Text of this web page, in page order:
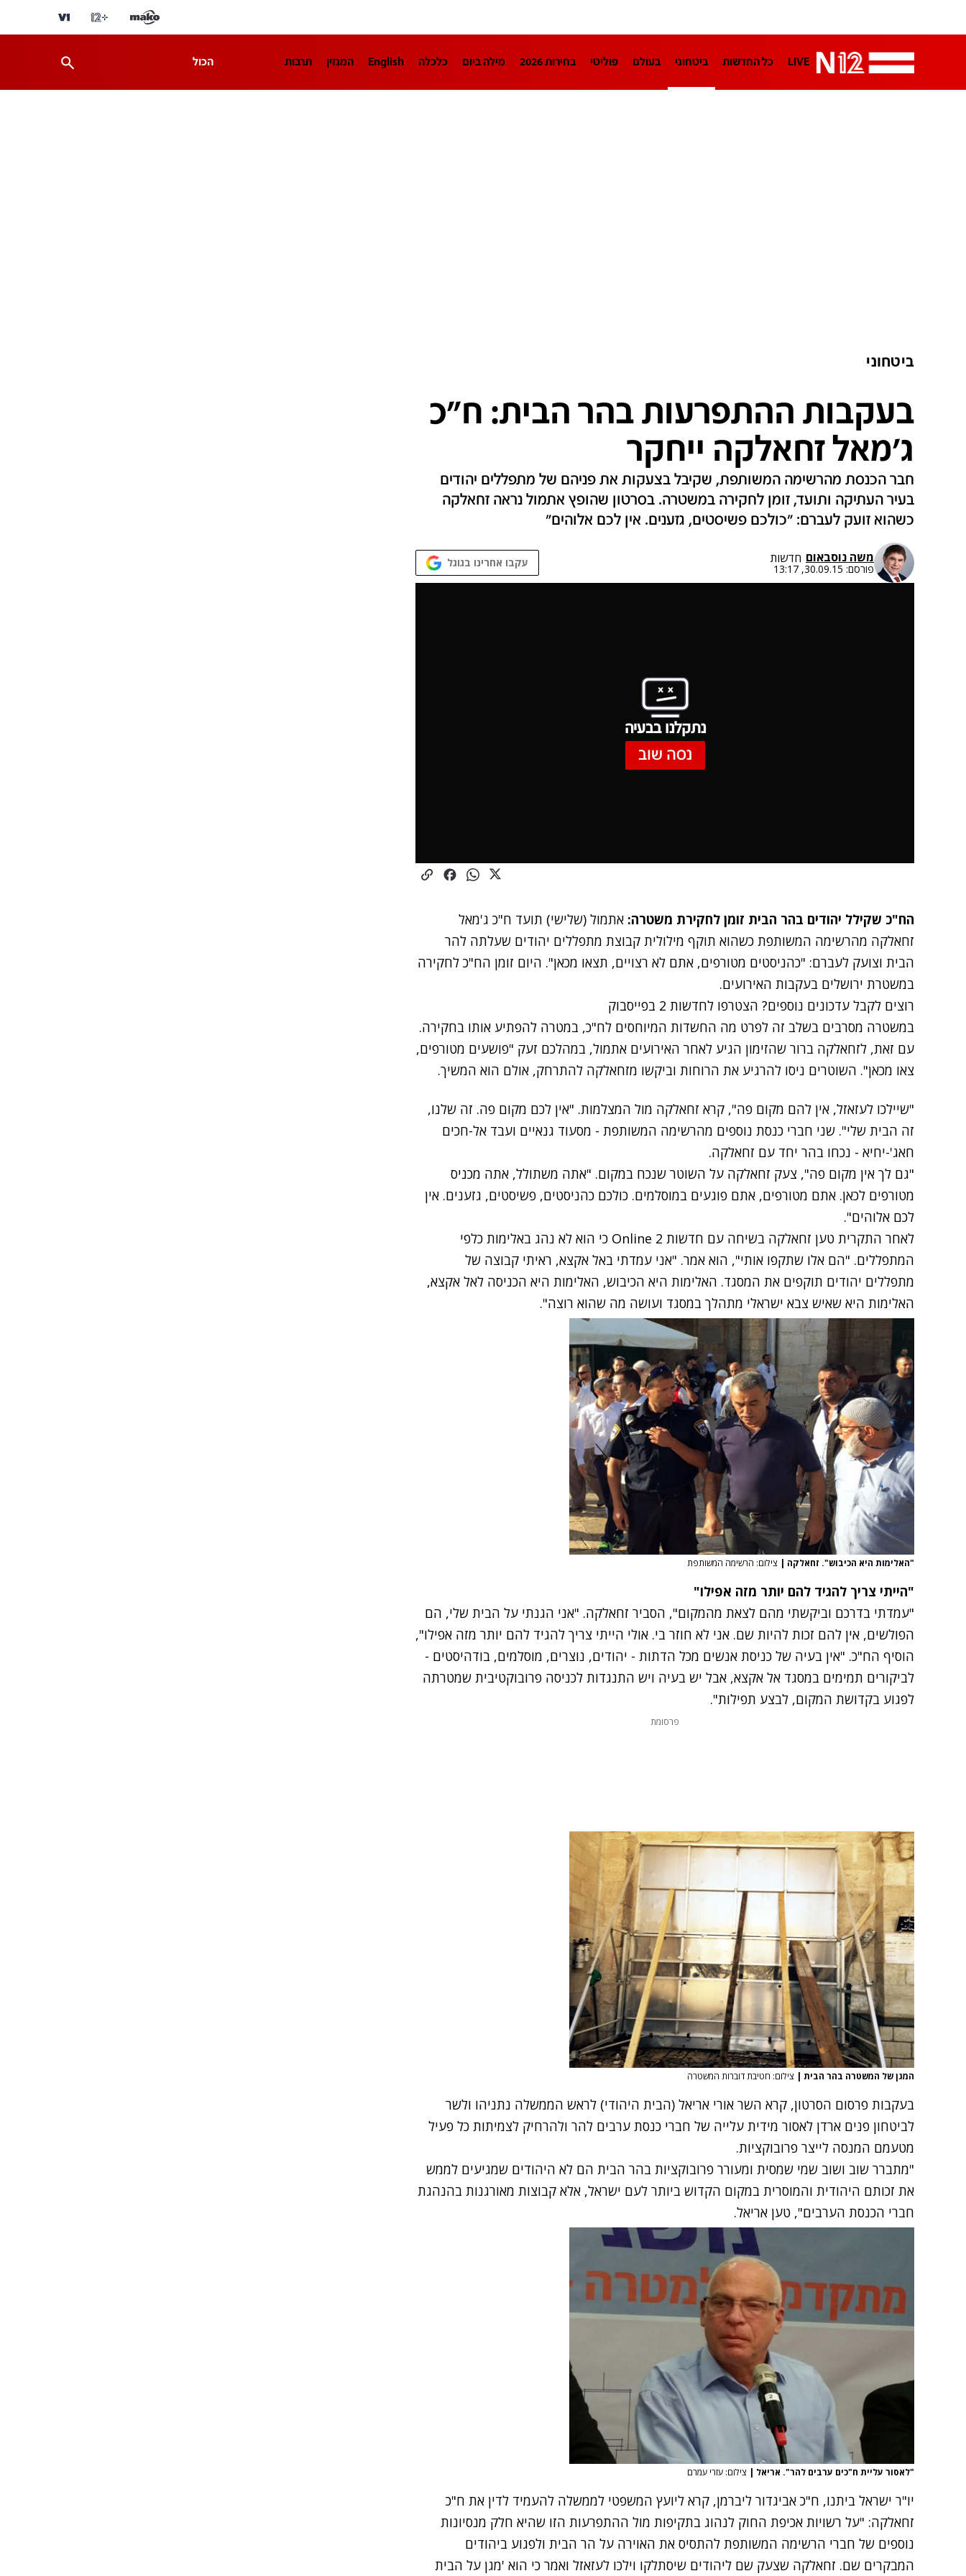
LIVE כל החדשות ביטחוני בעולם פוליטי בחירות 2026 מילה ביום כלכלה English המגזין תרבות הכול
ביטחוני
בעקבות ההתפרעות בהר הבית: ח"כ
ג'מאל זחאלקה ייחקר
חבר הכנסת מהרשימה המשותפת, שקיבל בצעקות את פניהם של מתפללים יהודים
בעיר העתיקה ותועד, זומן לחקירה במשטרה. בסרטון שהופץ אתמול נראה זחאלקה
כשהוא זועק לעברם: "כולכם פשיסטים, גזענים. אין לכם אלוהים"
משה נוסבאום חדשות
פורסם: 30.09.15, 13:17 עקבו אחרינו בגוגל
נתקלנו בבעיה
נסה שוב
הח"כ שקילל יהודים בהר הבית זומן לחקירת משטרה: אתמול (שלישי) תועד ח"כ ג'מאל
זחאלקה מהרשימה המשותפת כשהוא תוקף מילולית קבוצת מתפללים יהודים שעלתה להר
הבית וצועק לעברם: "כהניסטים מטורפים, אתם לא רצויים, תצאו מכאן". היום זומן הח"כ לחקירה
במשטרת ירושלים בעקבות האירועים.
רוצים לקבל עדכונים נוספים? הצטרפו לחדשות 2 בפייסבוק
במשטרה מסרבים בשלב זה לפרט מה החשדות המיוחסים לח"כ, במטרה להפתיע אותו בחקירה.
עם זאת, לזחאלקה ברור שהזימון הגיע לאחר האירועים אתמול, במהלכם זעק "פושעים מטורפים,
צאו מכאן". השוטרים ניסו להרגיע את הרוחות וביקשו מזחאלקה להתרחק, אולם הוא המשיך.
"שיילכו לעזאזל, אין להם מקום פה", קרא זחאלקה מול המצלמות. "אין לכם מקום פה. זה שלנו,
זה הבית שלי". שני חברי כנסת נוספים מהרשימה המשותפת - מסעוד גנאיים ועבד אל-חכים
חאג'-יחיא - נכחו בהר יחד עם זחאלקה.
"גם לך אין מקום פה", צעק זחאלקה על השוטר שנכח במקום. "אתה משתולל, אתה מכניס
מטורפים לכאן. אתם מטורפים, אתם פוגעים במוסלמים. כולכם כהניסטים, פשיסטים, גזענים. אין
לכם אלוהים".
לאחר התקרית טען זחאלקה בשיחה עם חדשות 2 Online כי הוא לא נהג באלימות כלפי
המתפללים. "הם אלו שתקפו אותי", הוא אמר. "אני עמדתי באל אקצא, ראיתי קבוצה של
מתפללים יהודים תוקפים את המסגד. האלימות היא הכיבוש, האלימות היא הכניסה לאל אקצא,
האלימות היא שאיש צבא ישראלי מתהלך במסגד ועושה מה שהוא רוצה".
"האלימות היא הכיבוש". זחאלקה | צילום: הרשימה המשותפת
"הייתי צריך להגיד להם יותר מזה אפילו"
"עמדתי בדרכם וביקשתי מהם לצאת מהמקום", הסביר זחאלקה. "אני הגנתי על הבית שלי, הם
הפולשים, אין להם זכות להיות שם. אני לא חוזר בי. אולי הייתי צריך להגיד להם יותר מזה אפילו",
הוסיף הח"כ. "אין בעיה של כניסת אנשים מכל הדתות - יהודים, נוצרים, מוסלמים, בודהיסטים -
לביקורים תמימים במסגד אל אקצא, אבל יש בעיה ויש התנגדות לכניסה פרובוקטיבית שמטרתה
לפגוע בקדושת המקום, לבצע תפילות".
פרסומת
המגן של המשטרה בהר הבית | צילום: חטיבת דוברות המשטרה
בעקבות פרסום הסרטון, קרא השר אורי אריאל (הבית היהודי) לראש הממשלה נתניהו ולשר
לביטחון פנים ארדן לאסור מידית עלייה של חברי כנסת ערבים להר ולהרחיק לצמיתות כל פעיל
מטעמם המנסה לייצר פרובוקציות.
"מתברר שוב ושוב שמי שמסית ומעורר פרובוקציות בהר הבית הם לא היהודים שמגיעים לממש
את זכותם היהודית והמוסרית במקום הקדוש ביותר לעם ישראל, אלא קבוצות מאורגנות בהנהגת
חברי הכנסת הערבים", טען אריאל.
"לאסור עליית ח"כים ערבים להר". אריאל | צילום: עזרי עמרם
יו"ר ישראל ביתנו, ח"כ אביגדור ליברמן, קרא ליועץ המשפטי לממשלה להעמיד לדין את ח"כ
זחאלקה: "על רשויות אכיפת החוק לנהוג בתקיפות מול ההתפרעות הזו שהיא חלק מנסיונות
נוספים של חברי הרשימה המשותפת להתסיס את האוירה על הר הבית ולפגוע ביהודים
המבקרים שם. זחאלקה שצעק שם ליהודים שיסתלקו וילכו לעזאזל ואמר כי הוא 'מגן על הבית